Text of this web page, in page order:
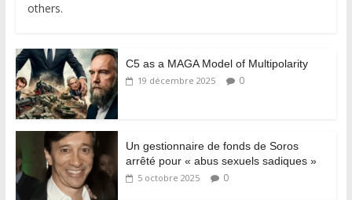
others.
C5 as a MAGA Model of Multipolarity
19 décembre 2025 0
Un gestionnaire de fonds de Soros
arrêté pour « abus sexuels sadiques »
5 octobre 2025 0